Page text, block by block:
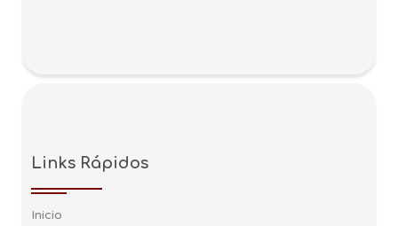
Links Rápidos
Inicio